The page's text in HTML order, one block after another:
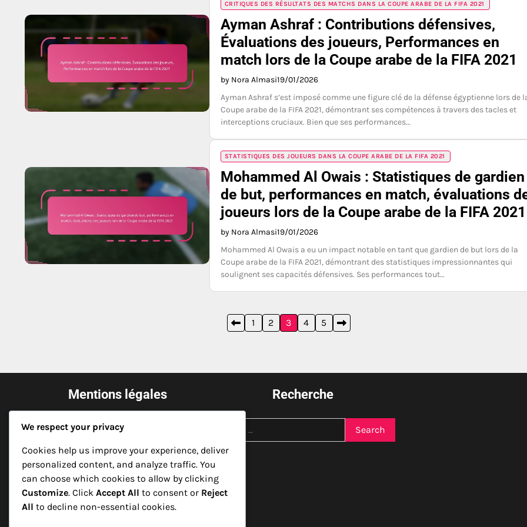
CRITIQUES DES RÉSULTATS DES MATCHS DANS LA COUPE ARABE DE LA FIFA 2021
Ayman Ashraf : Contributions défensives,
Évaluations des joueurs, Performances en
match lors de la Coupe arabe de la FIFA 2021
by Nora Almasi19/01/2026
Ayman Ashraf s’est imposé comme une figure clé de la défense égyptienne lors de
Coupe arabe de la FIFA 2021, démontrant ses compétences à travers des tacles et
interceptions cruciaux. Bien que ses performances…
STATISTIQUES DES JOUEURS DANS LA COUPE ARABE DE LA FIFA 2021
Mohammed Al Owais : Statistiques de gardien
de but, performances en match, évaluations
joueurs lors de la Coupe arabe de la FIFA 2021
by Nora Almasi19/01/2026
Mohammed Al Owais a eu un impact notable en tant que gardien de but lors de la
Coupe arabe de la FIFA 2021, démontrant des statistiques impressionnantes qui
soulignent ses capacités défensives. Ses performances tout…
1 2 3 4 5
Mentions légales
Contactez-nous
Votre vie privée
À propos de nous
Cookies et suivi
Recherche
We respect your privacy
Cookies help us improve your experience, deliver
personalized content, and analyze traffic. You
can choose which cookies to allow by clicking
Customize. Click Accept All to consent or Reject
All to decline non-essential cookies.